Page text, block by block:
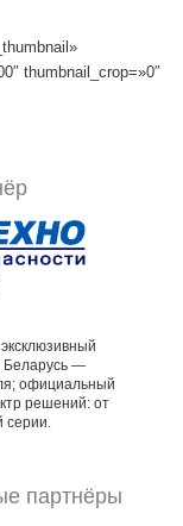
thumbnail_crop=»0″
Беларусь —
официальный
решений: от
партнёры